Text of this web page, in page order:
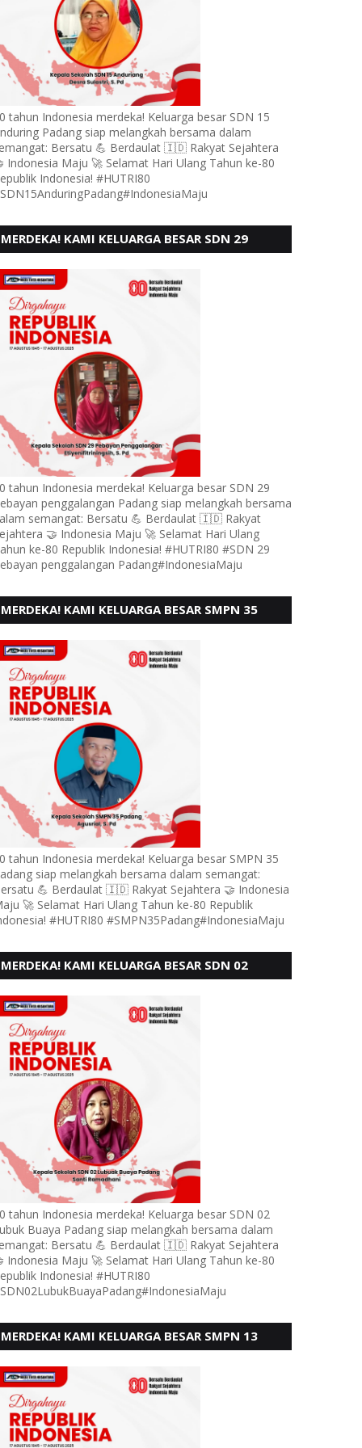
tahun Indonesia merdeka! Keluarga besar SDN 15
Padang siap melangkah bersama dalam
Bersatu 💪 Berdaulat 🇮🇩 Rakyat Sejahtera
Indonesia Maju 🚀 Selamat Hari Ulang Tahun ke-80
Indonesia! #HUTRI80
MERDEKA! KAMI KELUARGA BESAR SDN 29
MENGUCAPKAN HUT RI KE - 80
tahun Indonesia merdeka! Keluarga besar SDN 29
penggalangan Padang siap melangkah bersama
semangat: Bersatu 💪 Berdaulat 🇮🇩 Rakyat
🤝 Indonesia Maju 🚀 Selamat Hari Ulang
ke-80 Republik Indonesia! #HUTRI80 #SDN 29
penggalangan Padang#IndonesiaMaju
MERDEKA! KAMI KELUARGA BESAR SMPN 35
tahun Indonesia merdeka! Keluarga besar SMPN 35
siap melangkah bersama dalam semangat:
💪 Berdaulat 🇮🇩 Rakyat Sejahtera 🤝 Indonesia
🚀 Selamat Hari Ulang Tahun ke-80 Republik
#HUTRI80 #SMPN35Padang#IndonesiaMaju
MERDEKA! KAMI KELUARGA BESAR SDN 02
MENGUCAPKAN HUT RI KE - 80,
tahun Indonesia merdeka! Keluarga besar SDN 02
Buaya Padang siap melangkah bersama dalam
Bersatu 💪 Berdaulat 🇮🇩 Rakyat Sejahtera
Indonesia Maju 🚀 Selamat Hari Ulang Tahun ke-80
Indonesia! #HUTRI80
MERDEKA! KAMI KELUARGA BESAR SMPN 13